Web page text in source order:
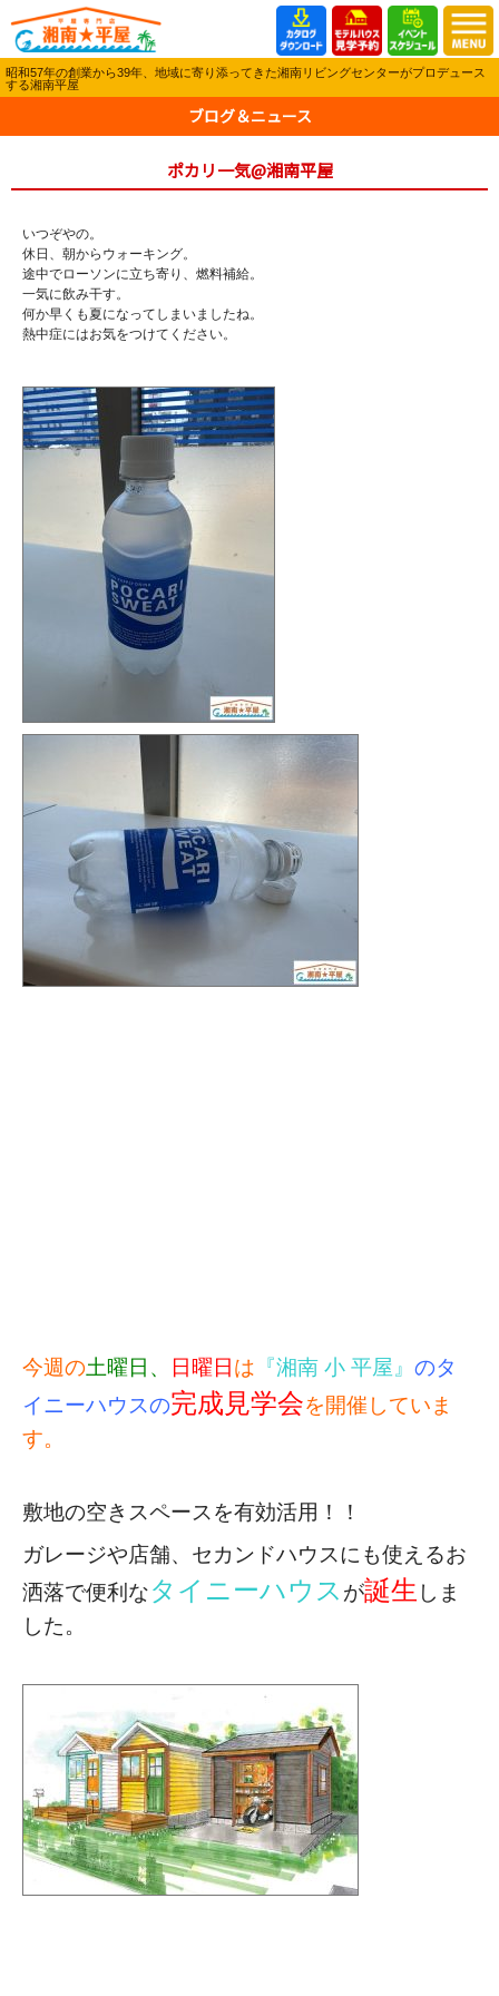
昭和57年の創業から39年、地域に寄り添ってきた湘南リビングセンターがプロデュース
する湘南平屋
ブログ＆ニュース
ポカリ一気@湘南平屋
いつぞやの。
休日、朝からウォーキング。
途中でローソンに立ち寄り、燃料補給。
一気に飲み干す。
何か早くも夏になってしまいましたね。
熱中症にはお気をつけてください。
今週の土曜日、 日曜日 は 『湘南 小 平屋』 のタ
イニーハウスの完成見学会を開催していま
す。
敷地の空きスペースを有効活用！！
ガレージや店舗、セカンドハウスにも使えるお
洒落で便利なタイニーハウス が誕生 しま
した。